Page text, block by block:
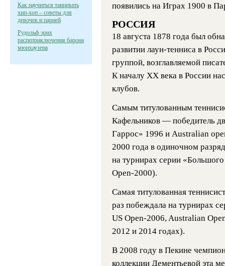
Как научиться танцевать
хип-хоп – советы для
девочек и парней
Рудольф эрих
распеприключения барона
мюнхаузена
появились на Играх 1900 в
РОССИЯ
18 августа 1878 года был
развитии лаун-тенниса в
группой, возглавляемой
К началу XX века в России
клубов.
Самым титулованным
Кафельников — победитель
Гаррос» 1996 и Australian
2000 года в одиночном
на турнирах серии
Open-2000).
Самая титулованная
раз побеждала на турнирах
US Open-2006, Australian
2012 и 2014 годах).
В 2008 году в Пекине
коллекции Дементьевой эта